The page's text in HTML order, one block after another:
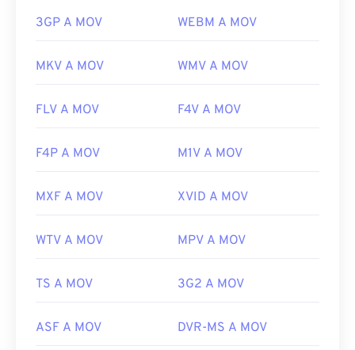
3GP A MOV WEBM A MOV
MKV A MOV WMV A MOV
FLV A MOV F4V A MOV
F4P A MOV M1V A MOV
MXF A MOV XVID A MOV
WTV A MOV MPV A MOV
TS A MOV 3G2 A MOV
ASF A MOV DVR-MS A MOV